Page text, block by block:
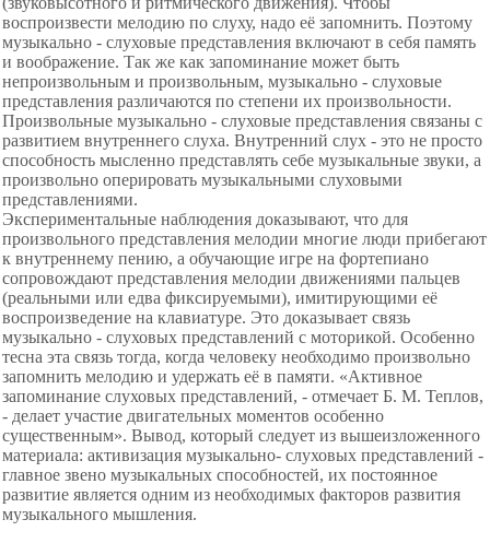
воспроизвести мелодию по слуху, надо её запомнить. Поэтому
музыкально - слуховые представления включают в себя память
и воображение. Так же как запоминание может быть
непроизвольным и произвольным, музыкально - слуховые
представления различаются по степени их произвольности.
Произвольные музыкально - слуховые представления связаны с
развитием внутреннего слуха. Внутренний слух - это не просто
способность мысленно представлять себе музыкальные звуки, а
произвольно оперировать музыкальными слуховыми
представлениями.
Экспериментальные наблюдения доказывают, что для
произвольного представления мелодии многие люди прибегают
к внутреннему пению, а обучающие игре на фортепиано
сопровождают представления мелодии движениями пальцев
(реальными или едва фиксируемыми), имитирующими её
воспроизведение на клавиатуре. Это доказывает связь
музыкально - слуховых представлений с моторикой. Особенно
тесна эта связь тогда, когда человеку необходимо произвольно
запомнить мелодию и удержать её в памяти. «Активное
запоминание слуховых представлений, - отмечает Б. М. Теплов,
- делает участие двигательных моментов особенно
существенным». Вывод, который следует из вышеизложенного
материала: активизация музыкально- слуховых представлений -
главное звено музыкальных способностей, их постоянное
развитие является одним из необходимых факторов развития
музыкального мышления.